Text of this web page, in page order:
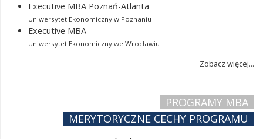
Executive MBA Poznań-Atlanta
Uniwersytet Ekonomiczny w Poznaniu
Executive MBA
Uniwersytet Ekonomiczny we Wrocławiu
Zobacz więcej...
PROGRAMY MBA
MERYTORYCZNE CECHY PROGRAMU